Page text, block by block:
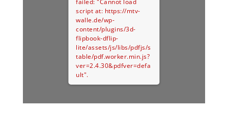
script at: https://mtv-
walle.de/wp-
content/plugins/3d-
flipbook-dflip-
lite/assets/js/libs/pdfjs/s
table/pdf.worker.min.js?
ver=2.4.30&pdfver=defa
ult".